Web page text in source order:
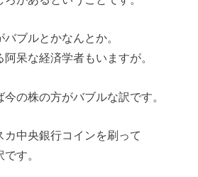
ブルとかなんとか。
呆な経済学者もいますが。
の株の方がバブルな訳です。
中央銀行コインを刷って
す。